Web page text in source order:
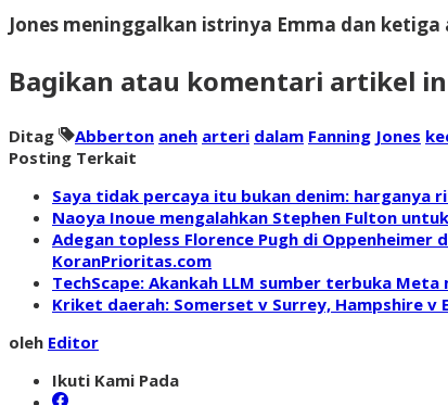
Jones meninggalkan istrinya Emma dan ketiga
Bagikan atau komentari artikel
Ditag Abberton aneh arteri dalam Fanning Jones
Posting Terkait
Saya tidak percaya itu bukan denim:
Naoya Inoue mengalahkan Stephen Fulton
Adegan topless Florence Pugh di
KoranPrioritas.com
TechScape: Akankah LLM sumber terbuka
Kriket daerah: Somerset v Surrey, Hampshire
oleh Editor
Ikuti Kami Pada